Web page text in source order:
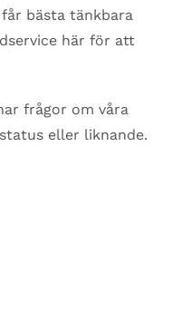
bästa tänkbara
här för att
frågor om våra
eller liknande.